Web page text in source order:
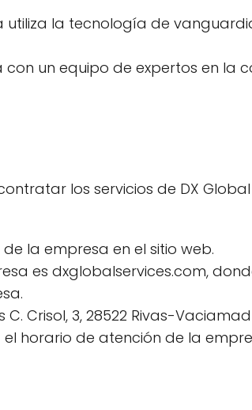
utiliza la tecnología de
con un equipo de expertos en la
los servicios de DX
la empresa en el sitio web.
es dxglobalservices.com,
Crisol, 3, 28522 Rivas-
horario de atención de la